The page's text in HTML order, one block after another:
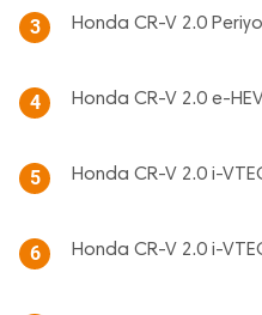
3 Honda CR-V 2.0
4 Honda CR-V 2.0 e-
5 Honda CR-V 2.0 i-
6 Honda CR-V 2.0 i-